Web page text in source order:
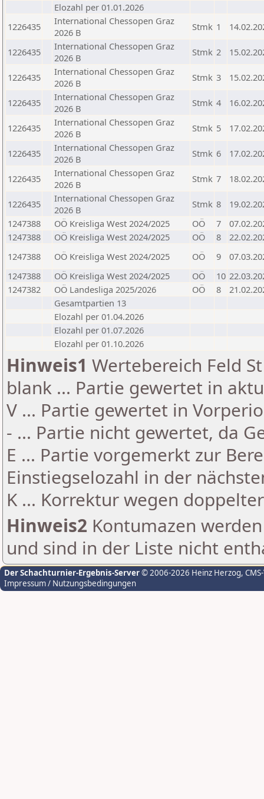
Elozahl per 01.01.2026
1226435
International Chessopen Graz
2026 B
Stmk 1
1226435
International Chessopen Graz
2026 B
Stmk 2
1226435
International Chessopen Graz
2026 B
Stmk 3
1226435
International Chessopen Graz
2026 B
Stmk 4
1226435
International Chessopen Graz
2026 B
Stmk 5
1226435
International Chessopen Graz
2026 B
Stmk 6
1226435
International Chessopen Graz
2026 B
Stmk 7
1226435
International Chessopen Graz
2026 B
Stmk 8
1247388
OÖ Kreisliga West 2024/2025 OÖ 7
1247388
OÖ Kreisliga West 2024/2025 OÖ 8
1247388
OÖ Kreisliga West 2024/2025 OÖ 9
1247388
OÖ Kreisliga West 2024/2025 OÖ 10
1247382
OÖ Landesliga 2025/2026 OÖ 8
Gesamtpartien 13
Elozahl per 01.04.2026
Elozahl per 01.07.2026
Elozahl per 01.10.2026
Hinweis1 Wertebereich Feld
blank ... Partie gewertet in
V ... Partie gewertet in
- ... Partie nicht gewertet, da
E ... Partie vorgemerkt zur
Einstiegselozahl in der
K ... Korrektur wegen
Hinweis2 Kontumazen
und sind in der Liste nicht
Der Schachturnier-Ergebnis-Server© 2006-2026 Heinz Herzog,
Impressum / Nutzungsbedingungen